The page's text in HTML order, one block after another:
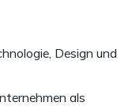
Design und
als